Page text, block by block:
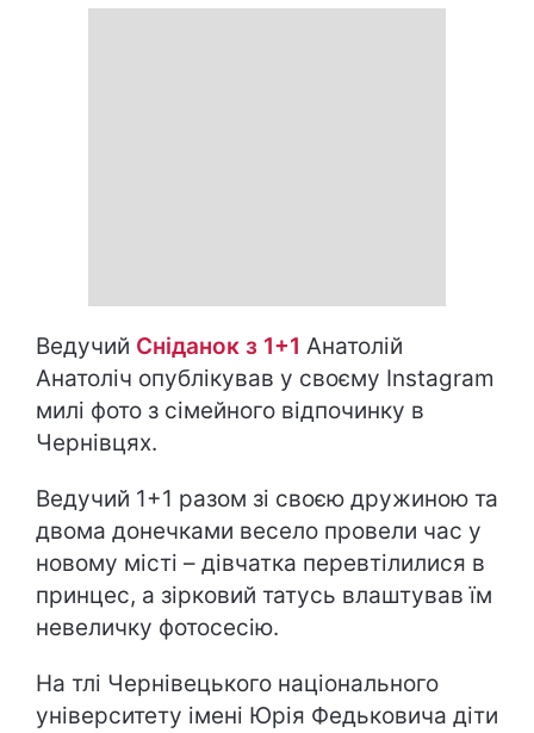
Ведучий Сніданок з 1+1 Анатолій
Анатоліч опублікував у своєму Instagram
милі фото з сімейного відпочинку в
Чернівцях.
Ведучий 1+1 разом зі своєю дружиною та
двома донечками весело провели час у
новому місті – дівчатка перевтілилися в
принцес, а зірковий татусь влаштував їм
невеличку фотосесію.
На тлі Чернівецького національного
університету імені Юрія Федьковича діти